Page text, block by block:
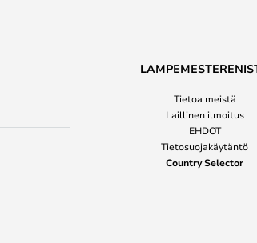
Tietoa meistä
Laillinen ilmoitus
EHDOT
Tietosuojakäytäntö
Country Selector